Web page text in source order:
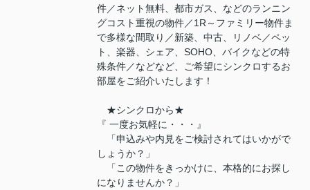
件／ネット無料、都市ガス、などのランニン
グコスト重視の物件／1R～ファミリー物件ま
で多様な間取り／新築、中古、リノベ／ペッ
ト、楽器、シェア、SOHO、バイクなどの特
殊条件／などなど、ご希望にシンクロするお
部屋をご紹介いたします！
★シンクロから★
『 一度お気軽に・・・』
「申込みや内見をご検討されてはいかがで
しょうか？」
「この物件をきっかけに、本格的にお探し
になりませんか？」